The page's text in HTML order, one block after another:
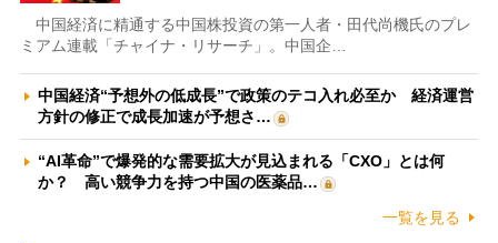
中国経済に精通する中国株投資の第一人者・田代尚機氏のプレ
ミアム連載「チャイナ・リサーチ」。中国企…
中国経済“予想外の低成長”で政策のテコ入れ必至か 経済運営
方針の修正で成長加速が予想さ…
“AI革命”で爆発的な需要拡大が見込まれる「CXO」とは何
か？ 高い競争力を持つ中国の医薬品…
一覧を見る